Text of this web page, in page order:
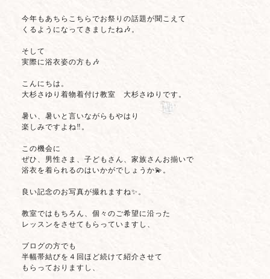
今年もあちらこちらでお祭りの話題が聞こえて
くるようになってきましたね🎶。
そして
実際に浴衣姿の方も🎶
こんにちは。
大杉さゆり着物着付け教室 大杉さゆりです。
暑い、暑いと言いながらもやはり
楽しみですよね‼️。
この機会に
ぜひ、男性さま、子どもさん、家族さんお揃いで
浴衣を着られるのはいかがでしょうか💫。
良い記念のお写真が撮れますね✨。
教室ではもちろん、個々のご希望に沿った
レッスンをさせてもらっていますし、
ブログの方でも
半幅帯結びを４回ほど続けて紹介させて
もらっておりますし、